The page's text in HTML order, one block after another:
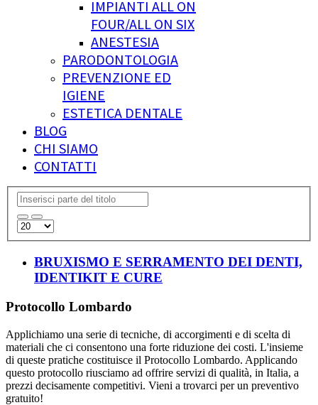
IMPIANTI ALL ON
FOUR/ALL ON SIX
ANESTESIA
PARODONTOLOGIA
PREVENZIONE ED
IGIENE
ESTETICA DENTALE
BLOG
CHI SIAMO
CONTATTI
BRUXISMO E SERRAMENTO DEI DENTI,
IDENTIKIT E CURE
Protocollo Lombardo
Applichiamo una serie di tecniche, di accorgimenti e di scelta di
materiali che ci consentono una forte riduzione dei costi. L'insieme
di queste pratiche costituisce il Protocollo Lombardo. Applicando
questo protocollo riusciamo ad offrire servizi di qualità, in Italia, a
prezzi decisamente competitivi. Vieni a trovarci per un preventivo
gratuito!